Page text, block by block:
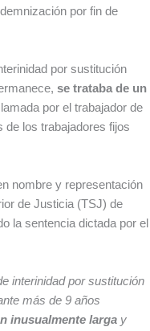
por fin de
por sustitución
se trataba de un
por el trabajador de
los trabajadores fijos
nombre y representación
de Justicia (TSJ) de
la sentencia dictada por el
interinidad por sustitución
más de 9 años
inusualmente larga y